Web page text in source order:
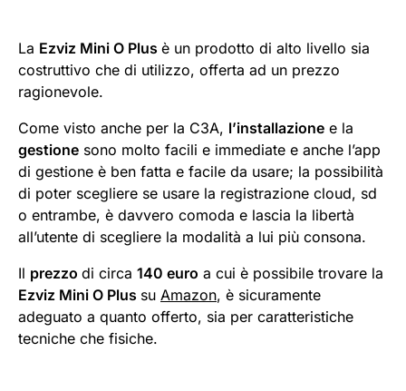
La Ezviz Mini O Plus è un prodotto di alto livello sia
costruttivo che di utilizzo, offerta ad un prezzo
ragionevole.
Come visto anche per la C3A, l’installazione e la
gestione sono molto facili e immediate e anche l’app
di gestione è ben fatta e facile da usare; la possibilità
di poter scegliere se usare la registrazione cloud, sd
o entrambe, è davvero comoda e lascia la libertà
all’utente di scegliere la modalità a lui più consona.
Il prezzo di circa 140 euro a cui è possibile trovare la
Ezviz Mini O Plus su Amazon, è sicuramente
adeguato a quanto offerto, sia per caratteristiche
tecniche che fisiche.